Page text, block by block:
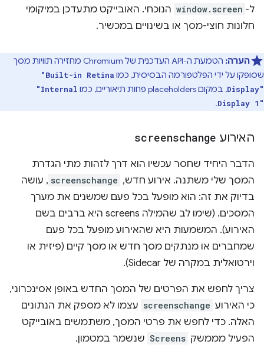
ל- window.screen הנוכחי. האובייקט מתעדכן במיקומי
חלונות חוצי-מסך או בשינויים במכשיר.
הערה:
הטמעת ה-API העדכנית של Chromium מחזירה תוויות מסך
שסופקו על ידי הפלטפורמה הבסיסית, כמו "Built-in Retina
Display", במקום placeholders פחות תיאוריים, כמו
"Internal
Display 1"
.
האירוע screenschange
הדבר היחיד שחסר עכשיו הוא דרך לזהות מתי הגדרת
המסך שלי משתנה. אירוע חדש, screenschange , עושה
בדיוק את זה: הוא מופעל בכל פעם שמשנים את מערך
המסכים. (שימו לב שהמילה screens היא ברבים בשם
האירוע). המשמעות היא שהאירוע מופעל בכל פעם
שמחברים או מנתקים מסך חדש או מסך קיים (פיזית או
וירטואלית במקרה של Sidecar).
צריך לחפש את הפרטים של המסך החדש באופן אסינכרוני,
כי האירוע screenschange עצמו לא מספק את הנתונים
האלה. כדי לחפש את פרטי המסך, משתמשים באובייקט
הפעיל מממשק Screens שנשמר במטמון.